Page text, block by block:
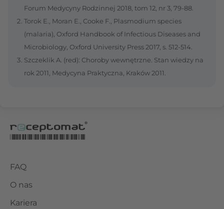
Forum Medycyny Rodzinnej 2018, tom 12, nr 3, 79-88.
Torok E., Moran E., Cooke F., Plasmodium species
(malaria), Oxford Handbook of Infectious Diseases and
Microbiology, Oxford University Press 2017, s. 512-514.
Szczeklik A. (red): Choroby wewnętrzne. Stan wiedzy na
rok 2011, Medycyna Praktyczna, Kraków 2011.
FAQ
O nas
Kariera